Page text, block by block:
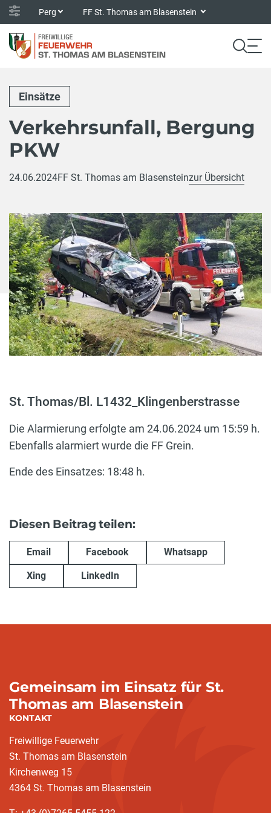
Perg FF St. Thomas am Blasenstein
Einsätze
Verkehrsunfall, Bergung
PKW
24.06.2024FF St. Thomas am Blasensteinzur Übersicht
St. Thomas/Bl. L1432_Klingenberstrasse
Die Alarmierung erfolgte am 24.06.2024 um 15:59 h.
Ebenfalls alarmiert wurde die FF Grein.
Ende des Einsatzes: 18:48 h.
Diesen Beitrag teilen:
Email Facebook Whatsapp
Xing LinkedIn
Gemeinsam im Einsatz für St.
Thomas am Blasenstein
KONTAKT
Freiwillige Feuerwehr
St. Thomas am Blasenstein
Kirchenweg 15
4364 St. Thomas am Blasenstein